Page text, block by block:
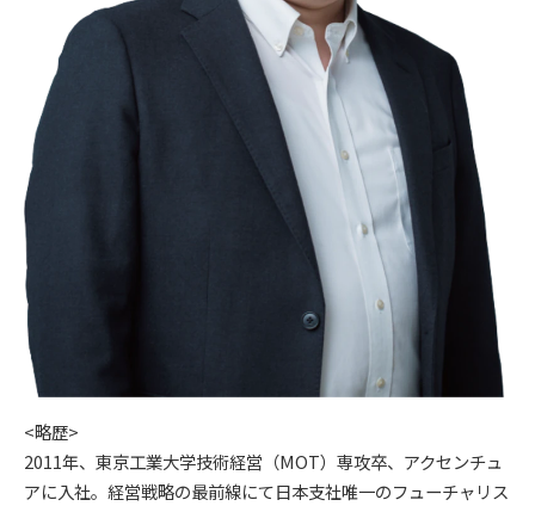
<略歴>
2011年、東京工業大学技術経営（MOT）専攻卒、アクセンチュ
アに入社。経営戦略の最前線にて日本支社唯一のフューチャリス